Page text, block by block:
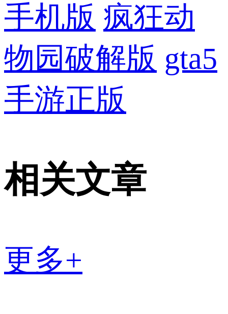
手机版 疯狂动
物园破解版 gta5
手游正版
相关文章
更多+